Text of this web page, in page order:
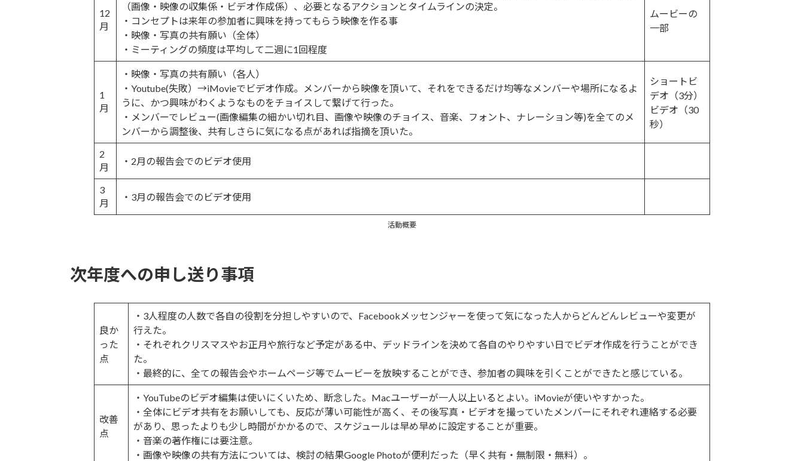
12
月
（画像・映像の収集係・ビデオ作成係）、必要となるアクションとタイムラインの決定。
・コンセプトは来年の参加者に興味を持ってもらう映像を作る事
・映像・写真の共有願い（全体）
・ミーティングの頻度は平均して二週に1回程度
ムービーの
一部
1
月
・映像・写真の共有願い（各人）
・Youtube(失敗）→iMovieでビデオ作成。メンバーから映像を頂いて、それをできるだけ均等なメンバーや場所になるよ
うに、かつ興味がわくようなものをチョイスして繋げて行った。
・メンバーでレビュー(画像編集の細かい切れ目、画像や映像のチョイス、音楽、フォント、ナレーション等)を全てのメ
ンバーから調整後、共有しさらに気になる点があれば指摘を頂いた。
ショートビ
デオ（3分）
ビデオ（30
秒）
2
月
・2月の報告会でのビデオ使用
3
月
・3月の報告会でのビデオ使用
活動概要
次年度への申し送り事項
良か
った
点
・3人程度の人数で各自の役割を分担しやすいので、Facebookメッセンジャーを使って気になった人からどんどんレビューや変更が
行えた。
・それぞれクリスマスやお正月や旅行など予定がある中、デッドラインを決めて各自のやりやすい日でビデオ作成を行うことができ
た。
・最終的に、全ての報告会やホームページ等でムービーを放映することができ、参加者の興味を引くことができたと感じている。
改善
点
・YouTubeのビデオ編集は使いにくいため、断念した。Macユーザーが一人以上いるとよい。iMovieが使いやすかった。
・全体にビデオ共有をお願いしても、反応が薄い可能性が高く、その後写真・ビデオを撮っていたメンバーにそれぞれ連絡する必要
があり、思ったよりも少し時間がかかるので、スケジュールは早め早めに設定することが重要。
・音楽の著作権には要注意。
・画像や映像の共有方法については、検討の結果Google Photoが便利だった（早く共有・無制限・無料）。